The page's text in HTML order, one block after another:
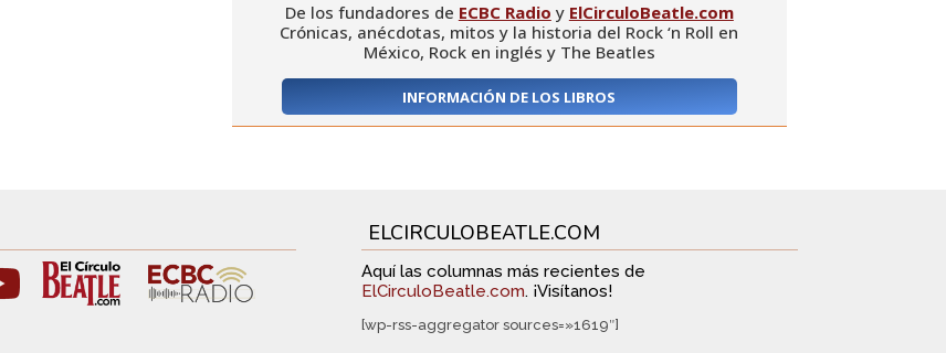
De los fundadores de ECBC Radio y ElCirculoBeatle.com
Crónicas, anécdotas, mitos y la historia del Rock ‘n Roll en
México, Rock en inglés y The Beatles
INFORMACIÓN DE LOS LIBROS
ELCIRCULOBEATLE.COM
Aquí las columnas más recientes de
ElCirculoBeatle.com. ¡Visítanos!
[wp-rss-aggregator sources=»1619″]